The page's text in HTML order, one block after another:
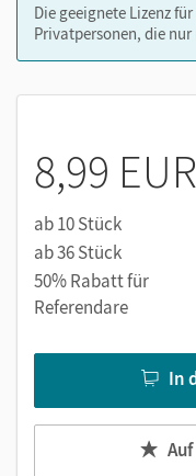
Die geeignete Lizenz
Privatpersonen, die
8,99 EUR
ab 10 Stück
ab 36 Stück
50% Rabatt für
Referendare
In